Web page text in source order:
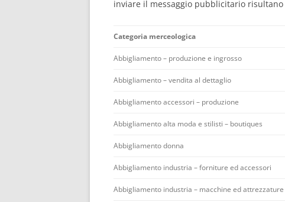
inviare il messaggio pubblicitario risultano
Categoria merceologica
Abbigliamento – produzione e ingrosso
Abbigliamento – vendita al dettaglio
Abbigliamento accessori – produzione
Abbigliamento alta moda e stilisti – boutiques
Abbigliamento donna
Abbigliamento industria – forniture ed accessori
Abbigliamento industria – macchine ed attrezzature